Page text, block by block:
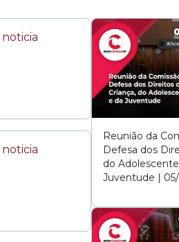
de São Paulo com 129.563
o cargo. Com um olhar
e estar na linha de
de vulnerabilidade. Com
as vítimas que
respeitadas e representadas.
Reunião da
Defesa dos
do
Juventude |